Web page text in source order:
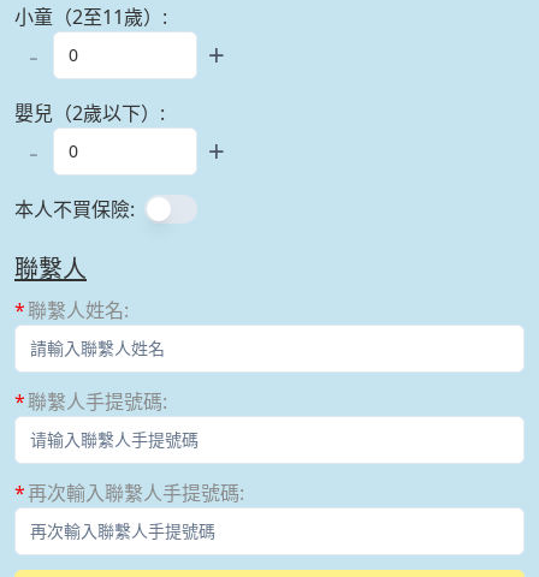
小童（2至11歲） :
- +
嬰兒（2歲以下） :
- +
本人不買保險:
聯繫人
聯繫人姓名:
聯繫人手提號碼:
再次輸入聯繫人手提號碼: